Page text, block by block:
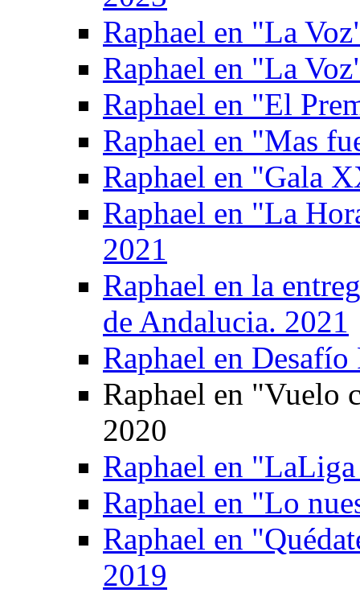
Raphael en "La
Raphael en "La
Raphael en "El
Raphael en "Mas
Raphael en "Gala
Raphael en "La
2021
Raphael en la
de Andalucia. 2021
Raphael en
Raphael en "Vuelo
2020
Raphael en
Raphael en "Lo
Raphael en
2019